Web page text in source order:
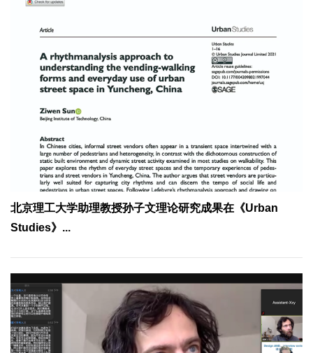
北京理工大学助理教授孙子文理论研究成果在《Urban
Studies》...